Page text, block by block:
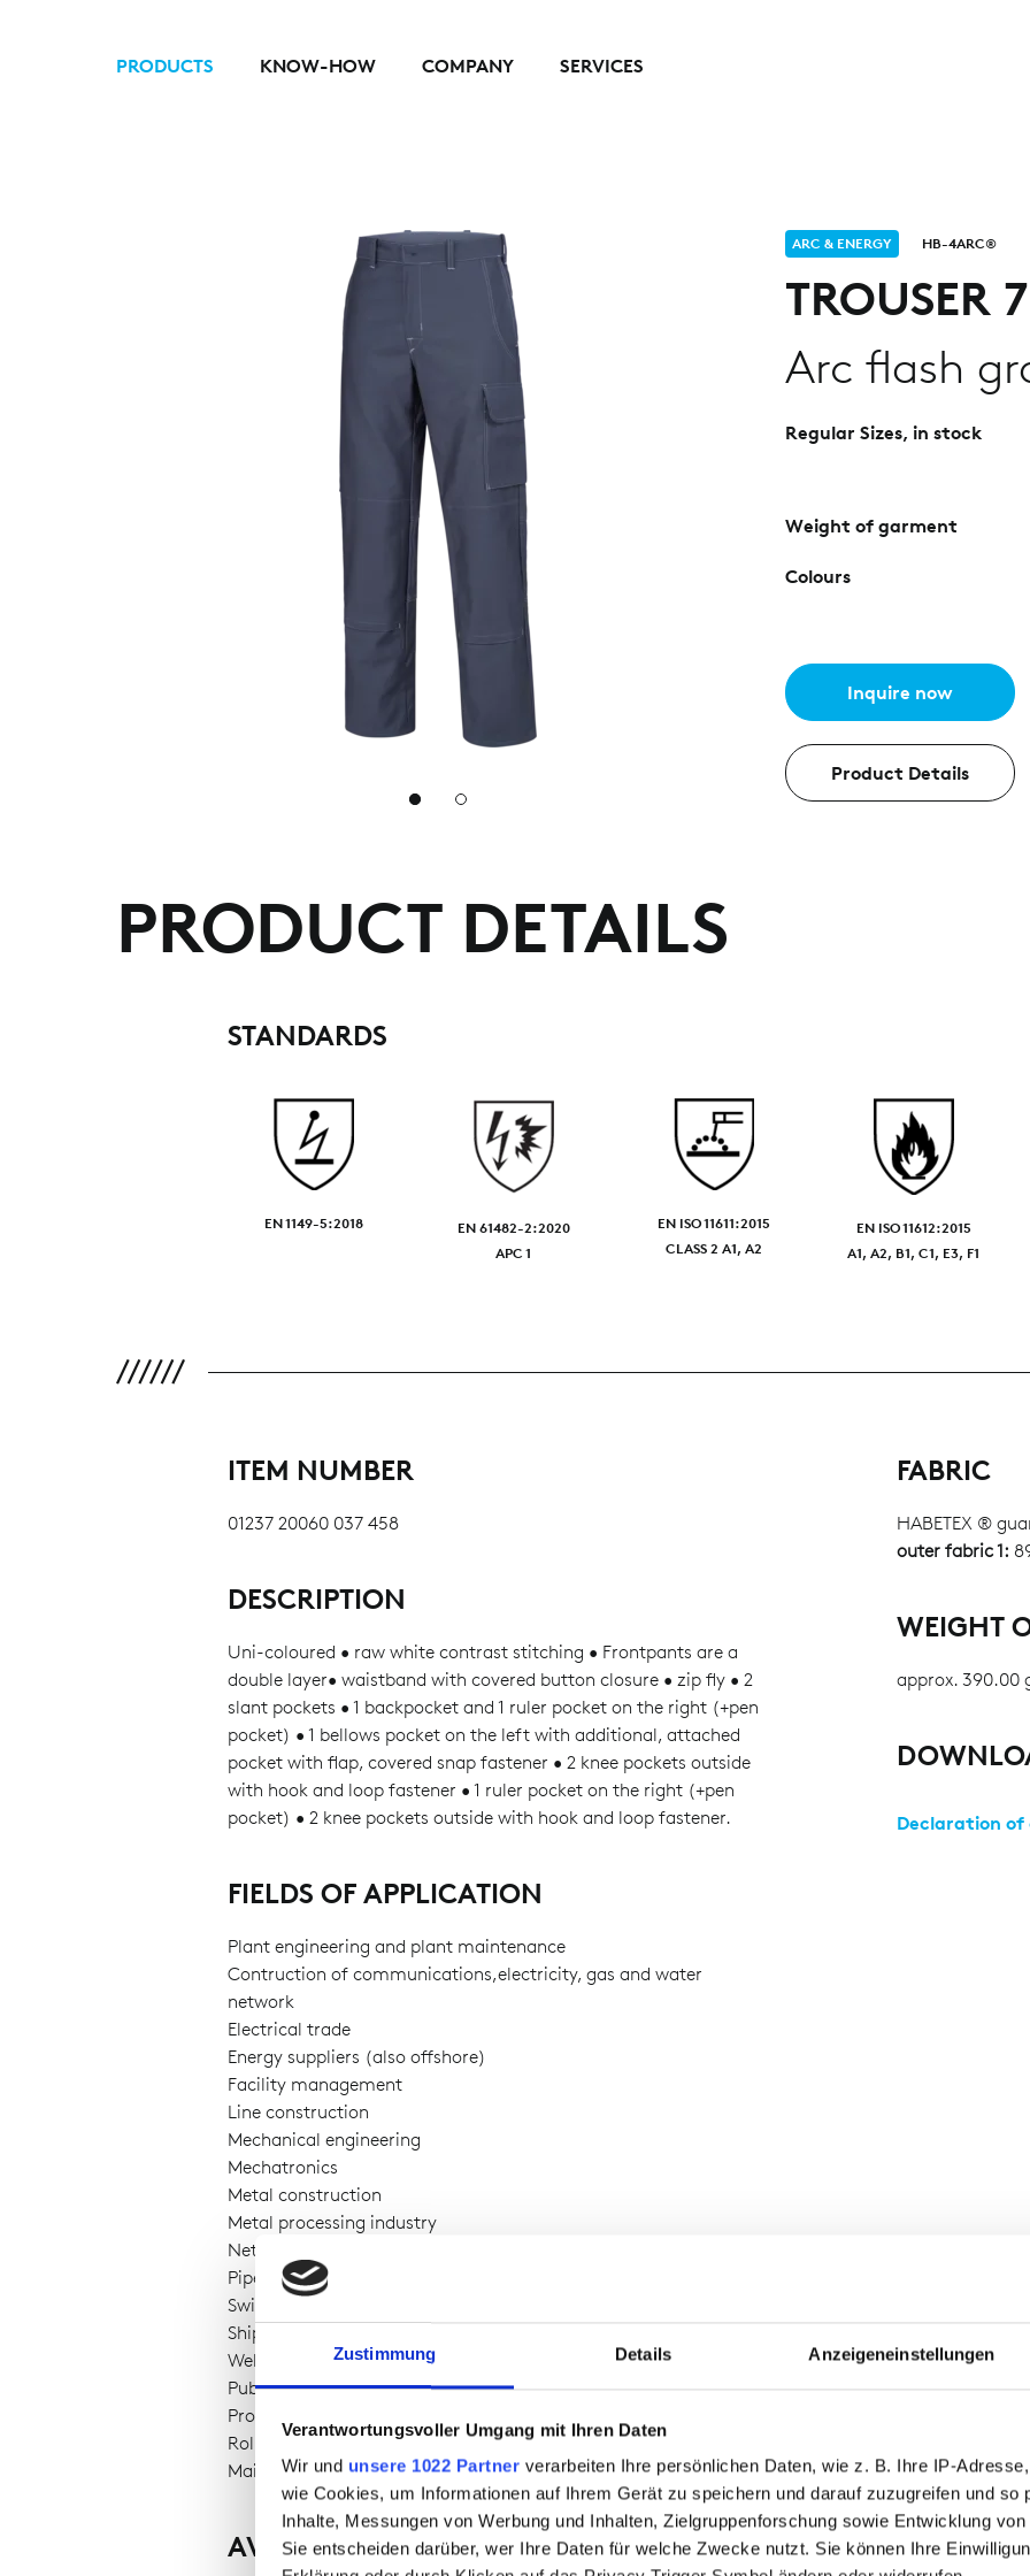
Zustimmung Details Anzeigeneinstellungen
Verantwortungsvoller Umgang mit Ihren Daten
Wir und unsere 1022 Partner verarbeiten Ihre persönlichen Daten, wie z. B. Ihre IP-
wie Cookies, um Informationen auf Ihrem Gerät zu speichern und darauf zuzugreifen und so
Inhalte, Messungen von Werbung und Inhalten, Zielgruppenforschung sowie Entwicklung
Sie entscheiden darüber, wer Ihre Daten für welche Zwecke nutzt. Sie können Ihre
PRODUCTS KNOW-HOW COMPANY SERVICES
ARC & ENERGY HB-4ARC®
TROUSER
Arc flash
Regular Sizes, in stock
Weight of garment
Colours
Inquire now
Product Details
PRODUCT DETAILS
STANDARDS
EN 1149-5:2018
EN 61482-2:2020
APC 1
EN ISO 11611:2015
CLASS 2 A1, A2
EN ISO 11612:2015
A1, A2, B1, C1, E3, F1
ITEM NUMBER
01237 20060 037 458
DESCRIPTION
Uni-coloured • raw white contrast stitching • Frontpants are a
double layer• waistband with covered button closure • zip fly • 2
slant pockets • 1 backpocket and 1 ruler pocket on the right (+pen
pocket) • 1 bellows pocket on the left with additional, attached
pocket with flap, covered snap fastener • 2 knee pockets outside
with hook and loop fastener • 1 ruler pocket on the right (+pen
pocket) • 2 knee pockets outside with hook and loop fastener.
FIELDS OF APPLICATION
Plant engineering and plant maintenance
Contruction of communications,electricity, gas and water
network
Electrical trade
Energy suppliers (also offshore)
Facility management
Line construction
Mechanical engineering
Mechatronics
Metal construction
Metal processing industry
Network technology
Pipeline construction
Switchgear construction
Shipbuilding
Welding companies
Public utility companies
Provider (gas, electricity, water)
Rolling mill
Maintanance of low-voltage network
AVAILABILITY
FABRIC
HABETEX ®
outer fabric 1:
WEIGHT
approx. 390.00
Declaration